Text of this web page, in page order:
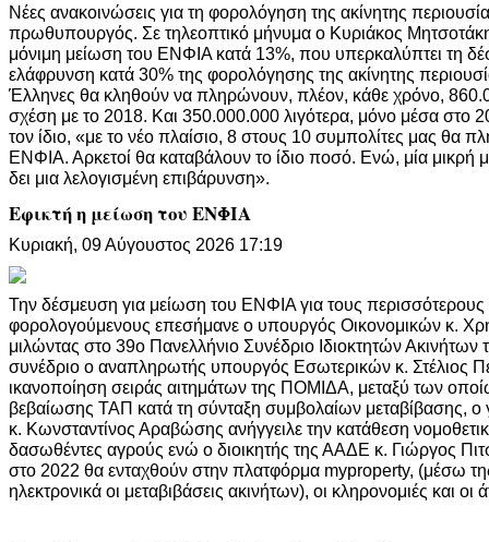
Νέες ανακοινώσεις για τη φορολόγηση της ακίνητης
πρωθυπουργός. Σε τηλεοπτικό μήνυμα ο Κυριάκος
μόνιμη μείωση του ΕΝΦΙΑ κατά 13%, που υπερκαλύπτει τη
ελάφρυνση κατά 30% της φορολόγησης της ακίνητης
Έλληνες θα κληθούν να πληρώνουν, πλέον, κάθε χρόνο,
σχέση με το 2018. Και 350.000.000 λιγότερα, μόνο μέσα
τον ίδιο, «με το νέο πλαίσιο, 8 στους 10 συμπολίτες μας θα
ΕΝΦΙΑ. Αρκετοί θα καταβάλουν το ίδιο ποσό. Ενώ, μία μικρή
δει μια λελογισμένη επιβάρυνση».
Εφικτή η μείωση του ΕΝΦΙΑ
Κυριακή, 09 Αύγουστος 2026 17:19
Την δέσμευση για μείωση του ΕΝΦΙΑ για τους
φορολογούμενους επεσήμανε ο υπουργός Οικονομικών κ.
μιλώντας στο 39ο Πανελλήνιο Συνέδριο Ιδιοκτητών
συνέδριο ο αναπληρωτής υπουργός Εσωτερικών κ. Στέλιος
ικανοποίηση σειράς αιτημάτων της ΠΟΜΙΔΑ, μεταξύ των
βεβαίωσης ΤΑΠ κατά τη σύνταξη συμβολαίων μεταβίβασης, ο
κ. Κωνσταντίνος Αραβώσης ανήγγειλε την κατάθεση
δασωθέντες αγρούς ενώ ο διοικητής της ΑΑΔΕ κ. Γιώργος
στο 2022 θα ενταχθούν στην πλατφόρμα myproperty, (μέσω
ηλεκτρονικά οι μεταβιβάσεις ακινήτων), οι κληρονομιές και